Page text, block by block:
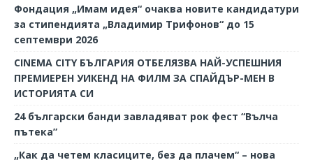
Фондация „Имам идея“ очаква новите кандидатури
за стипендията „Владимир Трифонов“ до 15
септември 2026
CINEMA CITY БЪЛГАРИЯ ОТБЕЛЯЗВА НАЙ-УСПЕШНИЯ
ПРЕМИЕРЕН УИКЕНД НА ФИЛМ ЗА СПАЙДЪР-МЕН В
ИСТОРИЯТА СИ
24 български банди завладяват рок фест “Вълча
пътека”
„Как да четем класиците, без да плачем“ – нова